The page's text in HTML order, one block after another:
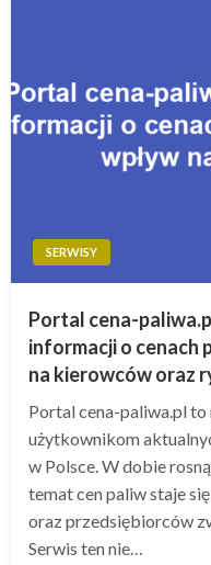
SERWISY
Portal cena-
informacji o cenach
na kierowców oraz
Portal cena-paliwa.pl
użytkownikom
w Polsce. W dobie
temat cen paliw staje
oraz przedsiębiorców
Serwis ten nie…